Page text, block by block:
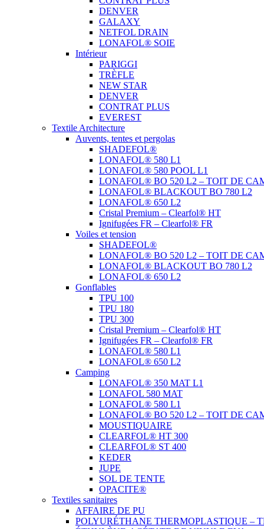
DENVER
GALAXY
NETFOL DRAIN
LONAFOL® SOIE
Intérieur
PARIGGI
TRÈFLE
NEW STAR
DENVER
CONTRAT PLUS
EVEREST
Textile Architecture
Auvents, tentes et pergolas
SHADEFOL®
LONAFOL® 580 L1
LONAFOL® 580 POOL L1
LONAFOL® BO 520 L2 – TOIT DE
LONAFOL® BLACKOUT BO 780 L2
LONAFOL® 650 L2
Cristal Premium – Clearfol® HT
Ignifugées FR – Clearfol® FR
Voiles et tension
SHADEFOL®
LONAFOL® BO 520 L2 – TOIT DE
LONAFOL® BLACKOUT BO 780 L2
LONAFOL® 650 L2
Gonflables
TPU 100
TPU 180
TPU 300
Cristal Premium – Clearfol® HT
Ignifugées FR – Clearfol® FR
LONAFOL® 580 L1
LONAFOL® 650 L2
Camping
LONAFOL® 350 MAT L1
LONAFOL 580 MAT
LONAFOL® 580 L1
LONAFOL® BO 520 L2 – TOIT DE
MOUSTIQUAIRE
CLEARFOL® HT 300
CLEARFOL® ST 400
KEDER
JUPE
SOL DE TENTE
OPACITE®
Textiles sanitaires
AFFAIRE DE PU
POLYURÉTHANE THERMOPLASTIQUE –